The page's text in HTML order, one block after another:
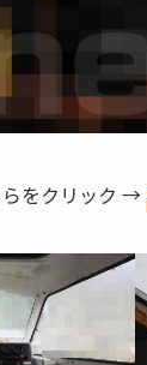
をクリック →